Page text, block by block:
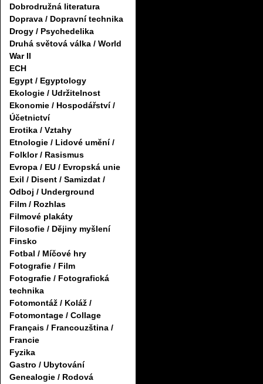
Dobrodružná literatura
Doprava / Dopravní technika
Drogy / Psychedelika
Druhá světová válka / World
War II
ECH
Egypt / Egyptology
Ekologie / Udržitelnost
Ekonomie / Hospodářství /
Účetnictví
Erotika / Vztahy
Etnologie / Lidové umění /
Folklor / Rasismus
Evropa / EU / Evropská unie
Exil / Disent / Samizdat /
Odboj / Underground
Film / Rozhlas
Filmové plakáty
Filosofie / Dějiny myšlení
Finsko
Fotbal / Míčové hry
Fotografie / Film
Fotografie / Fotografická
technika
Fotomontáž / Koláž /
Fotomontage / Collage
Français / Francouzština /
Francie
Fyzika
Gastro / Ubytování
Genealogie / Rodová